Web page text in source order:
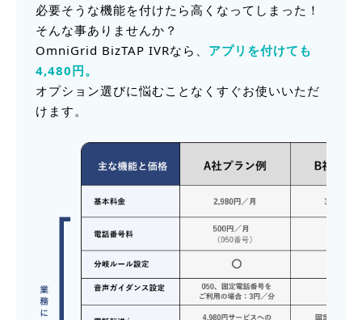
必要そうな機能を付けたら高くなってしまった！
そんな事ありませんか？
OmniGrid BizTAP IVRなら、 アプリを付けても
4,480円。
オプション選びに悩むことなくすぐお使いいただ
けます。